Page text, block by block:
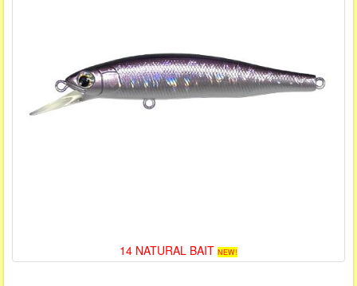
14 NATURAL BAIT NEW!